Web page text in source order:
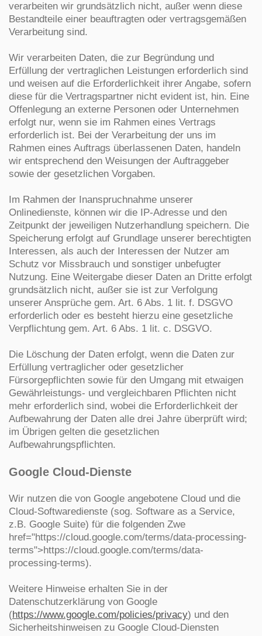
verarbeiten wir grundsätzlich nicht, außer wenn diese
Bestandteile einer beauftragten oder vertragsgemäßen
Verarbeitung sind.
Wir verarbeiten Daten, die zur Begründung und
Erfüllung der vertraglichen Leistungen erforderlich sind
und weisen auf die Erforderlichkeit ihrer Angabe, sofern
diese für die Vertragspartner nicht evident ist, hin. Eine
Offenlegung an externe Personen oder Unternehmen
erfolgt nur, wenn sie im Rahmen eines Vertrags
erforderlich ist. Bei der Verarbeitung der uns im
Rahmen eines Auftrags überlassenen Daten, handeln
wir entsprechend den Weisungen der Auftraggeber
sowie der gesetzlichen Vorgaben.
Im Rahmen der Inanspruchnahme unserer
Onlinedienste, können wir die IP-Adresse und den
Zeitpunkt der jeweiligen Nutzerhandlung speichern. Die
Speicherung erfolgt auf Grundlage unserer berechtigten
Interessen, als auch der Interessen der Nutzer am
Schutz vor Missbrauch und sonstiger unbefugter
Nutzung. Eine Weitergabe dieser Daten an Dritte erfolgt
grundsätzlich nicht, außer sie ist zur Verfolgung
unserer Ansprüche gem. Art. 6 Abs. 1 lit. f. DSGVO
erforderlich oder es besteht hierzu eine gesetzliche
Verpflichtung gem. Art. 6 Abs. 1 lit. c. DSGVO.
Die Löschung der Daten erfolgt, wenn die Daten zur
Erfüllung vertraglicher oder gesetzlicher
Fürsorgepflichten sowie für den Umgang mit etwaigen
Gewährleistungs- und vergleichbaren Pflichten nicht
mehr erforderlich sind, wobei die Erforderlichkeit der
Aufbewahrung der Daten alle drei Jahre überprüft wird;
im Übrigen gelten die gesetzlichen
Aufbewahrungspflichten.
Google Cloud-Dienste
Wir nutzen die von Google angebotene Cloud und die
Cloud-Softwaredienste (sog. Software as a Service,
z.B. Google Suite) für die folgenden Zwe
href="https://cloud.google.com/terms/data-processing-
terms">https://cloud.google.com/terms/data-
processing-terms).
Weitere Hinweise erhalten Sie in der
Datenschutzerklärung von Google
(https://www.google.com/policies/privacy) und den
Sicherheitshinweisen zu Google Cloud-Diensten